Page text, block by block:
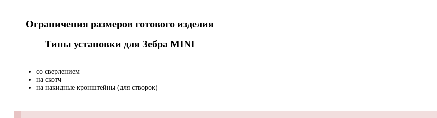
Ограничения размеров готового изделия
Типы установки для Зебра MINI
со сверлением
на скотч
на накидные кронштейны (для створок)